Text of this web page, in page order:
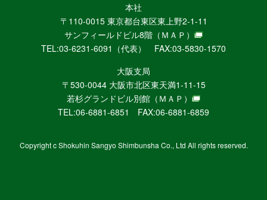
産
業
新
聞
社
ニ
ュ
ー
WEB
本社
〒110-0015 東京都台東区東上野2-1-11
サンフィールドビル8階 （ＭＡＰ）
TEL:03-6231-6091（代表） FAX:03-5830-1570
大阪支局
〒530-0044 大阪市北区東天満1-11-15
若杉グランドビル別館 （ＭＡＰ）
TEL:06-6881-6851 FAX:06-6881-6859
Copyright c Shokuhin Sangyo Shimbunsha Co., Ltd All rights reserved.